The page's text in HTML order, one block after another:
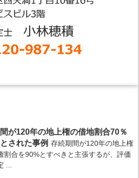
が120年の地上権の借地割合70％
された事例 存続期間が120年の地上権
割合を90%とすべきと主張するが、評価
...